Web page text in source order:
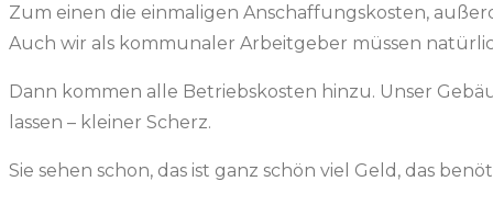
Zum einen die einmaligen Anschaffungskosten,
Auch wir als kommunaler Arbeitgeber müssen
Dann kommen alle Betriebskosten hinzu. Unser
lassen – kleiner Scherz.
Sie sehen schon, das ist ganz schön viel Geld, das